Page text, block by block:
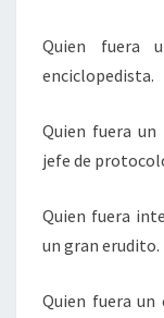
Quien fuera
enciclopedista.
Quien fuera un
jefe de
Quien fuera
un gran erudito.
Quien fuera un